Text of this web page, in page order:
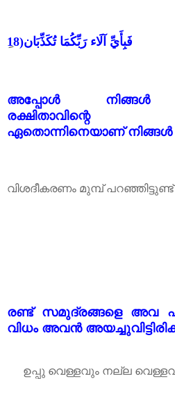
فَبِأَيِّ آلَاء رَبِّكُمَا تُكَذِّبَان(18
അപ്പോൾ നിങ്ങൾ
രക്ഷിതാവിന്റെ
ഏതൊന്നിനെയാണ് നിങ്ങൾ
വിശദീകരണം മുമ്പ് പറഞ്ഞിട്ടുണ്ട്
രണ്ട് സമുദ്രങ്ങളെ അവ
വിധം അവൻ
ഉപ്പു വെള്ളവും നല്ല